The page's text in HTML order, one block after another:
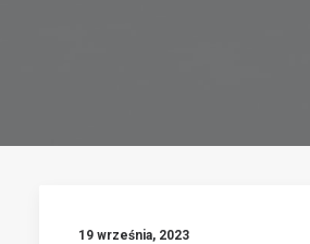
19 września, 2023